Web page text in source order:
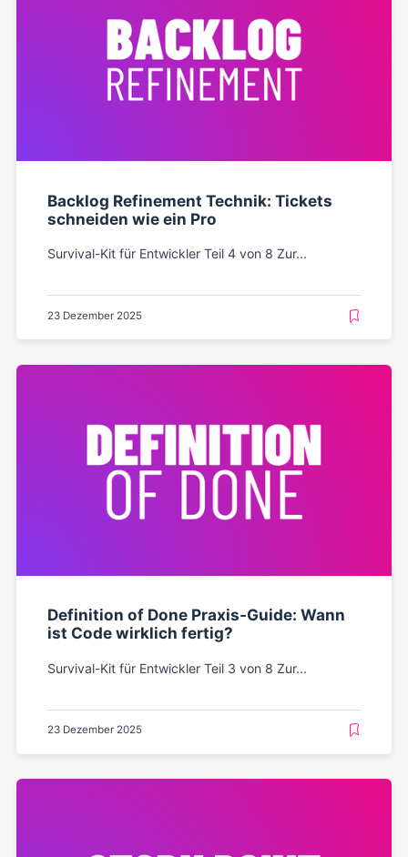
Backlog Refinement Technik: Tickets
schneiden wie ein Pro
Survival-Kit für Entwickler Teil 4 von 8 Zur...
23 Dezember 2025
Definition of Done Praxis-Guide: Wann
ist Code wirklich fertig?
Survival-Kit für Entwickler Teil 3 von 8 Zur...
23 Dezember 2025